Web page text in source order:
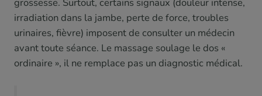
grossesse. Surtout, certains signaux (douleur intense,
irradiation dans la jambe, perte de force, troubles
urinaires, fièvre) imposent de consulter un médecin
avant toute séance. Le massage soulage le dos «
ordinaire », il ne remplace pas un diagnostic médical.